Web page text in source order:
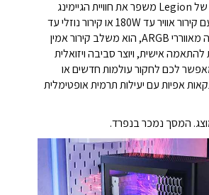
קירור Coldfront של Legion משפר את חוויית הגיימינג
המרתקת שלכם עם קירור אוויר עד 180W או קירור נוזלי עד
200W. כולל שישה מאווררי ARGB, הוא משלב קירור אמין
אישית, ויוצר סביבה ויזואלית
לכם לחקור עולמות חדשים או
אפיות עם יעילות תרמית אופטימלית
מוצג. המסך נמכר בנפרד.